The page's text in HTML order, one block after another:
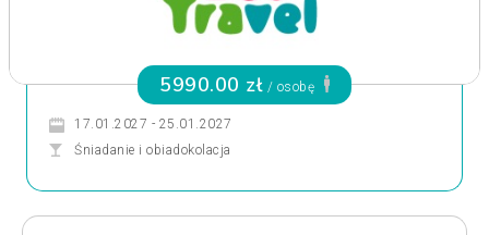
5990.00 zł / osobę
17.01.2027 - 25.01.2027
Śniadanie i obiadokolacja